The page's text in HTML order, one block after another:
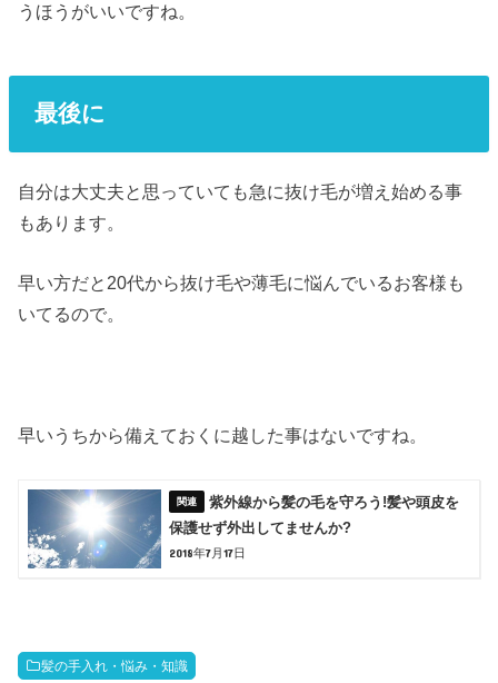
うほうがいいですね。
最後に
自分は大丈夫と思っていても急に抜け毛が増え始める事
もあります。
早い方だと20代から抜け毛や薄毛に悩んでいるお客様も
いてるので。
早いうちから備えておくに越した事はないですね。
紫外線から髪の毛を守ろう!髪や頭皮を
保護せず外出してませんか?
2018年7月17日
髪の手入れ・悩み・知識